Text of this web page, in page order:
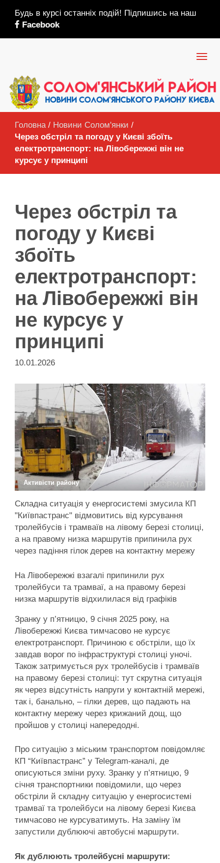
Будь в курсі останніх подій! Підпишись на наш
Facebook
Головна / Новини Солом'янки /
Через обстріл та погоду у Києві збоїть
електротранспорт: на Лівобережжі він не
курсує у принципі
Через обстріл та
погоду у Києві
збоїть
електротранспорт:
на Лівобережжі він
не курсує у
принципі
10.01.2026
Активісти району
Складна ситуація у енергосистемі змусила КП
"Київпастранс" відмовитись від курсування
тролейбусів і трамваїв на лівому березі столиці,
а на правому низка маршрутів припинила рух
через падіння гілок дерев на контактну мережу
На Лівобережжі взагалі припинили рух
тролейбуси та трамваї, а на правому березі
низка маршрутів відхилилася від графіків
Зранку у п’ятницю, 9 січня 2025 року, на
Лівобережжі Києва тимчасово не курсує
електротранспорт. Причиною є обстріли, що їх
завдав ворог по інфраструктурі столиці уночі.
Також затримується рух тролейбусів і трамваїв
на правому березі столиці: тут скрутна ситуація
як через відсутність напруги у контактній мережі,
так і, банально, – гілки дерев, що падають на
контактну мережу через крижаний дощ, що
пройшов у столиці напередодні.
Про ситуацію з міським транспортом повідомляє
КП “Київпастранс” у Telegram-каналі, де
описуються зміни руху. Зранку у п’ятницю, 9
січня транспортники повідомили, що через
обстріли й складну ситуацію у енергосистемі
трамваї та тролейбуси на лівому березі Києва
тимчасово не курсуватимуть. На заміну їм
запустили дублюючі автобусні маршрути.
Як дублюють тролейбусні маршрути: